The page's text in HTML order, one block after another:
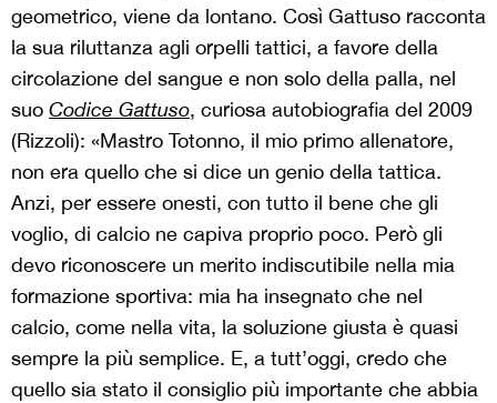
geometrico, viene da lontano. Così Gattuso racconta
la sua riluttanza agli orpelli tattici, a favore della
circolazione del sangue e non solo della palla, nel
suo Codice Gattuso, curiosa autobiografia del 2009
(Rizzoli): «Mastro Totonno, il mio primo allenatore,
non era quello che si dice un genio della tattica.
Anzi, per essere onesti, con tutto il bene che gli
voglio, di calcio ne capiva proprio poco. Però gli
devo riconoscere un merito indiscutibile nella mia
formazione sportiva: mia ha insegnato che nel
calcio, come nella vita, la soluzione giusta è quasi
sempre la più semplice. E, a tutt’oggi, credo che
quello sia stato il consiglio più importante che abbia